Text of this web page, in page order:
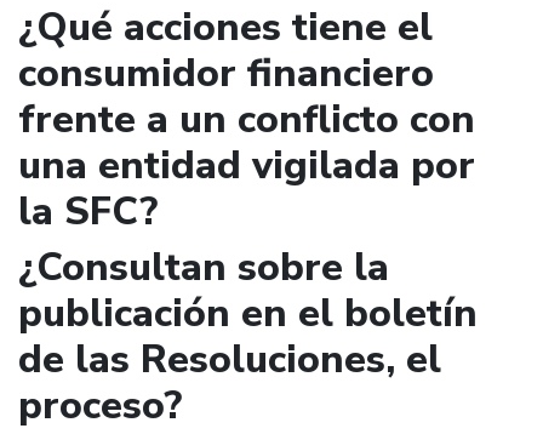
¿Qué acciones tiene el
consumidor financiero
frente a un conflicto con
una entidad vigilada por
la SFC?
¿Consultan sobre la
publicación en el boletín
de las Resoluciones, el
proceso?